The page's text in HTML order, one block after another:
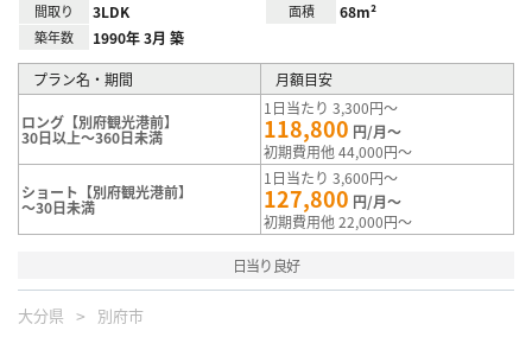
間取り 3LDK 面積 68m²
築年数 1990年 3月 築
プラン名・期間 月額目安
ロング【別府観光港前】
30日以上～360日未満
1日当たり 3,300円～
118,800 円/月～
初期費用他 44,000円～
ショート【別府観光港前】
～30日未満
1日当たり 3,600円～
127,800 円/月～
初期費用他 22,000円～
日当り良好
大分県 別府市